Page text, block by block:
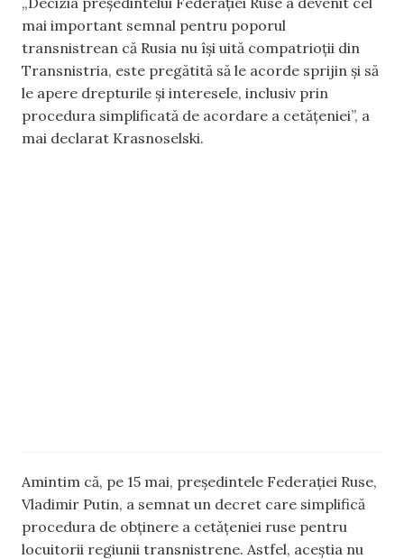
mai important semnal pentru poporul
transnistrean că Rusia nu își uită compatrioții din
Transnistria, este pregătită să le acorde sprijin și să
le apere drepturile și interesele, inclusiv prin
procedura simplificată de acordare a cetățeniei”, a
mai declarat Krasnoselski.
Amintim că, pe 15 mai, președintele Federației Ruse,
Vladimir Putin, a semnat un decret care simplifică
procedura de obținere a cetățeniei ruse pentru
locuitorii regiunii transnistrene. Astfel, aceștia nu